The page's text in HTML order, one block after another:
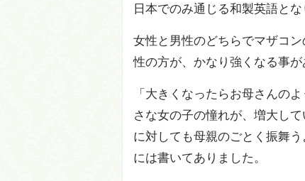
日本でのみ通じる和製英語とな
女性と男性のどちらでマザコ
性の方が、かなり強くなる事
「大きくなったらお母さんの
さな女の子の憧れが、増大し
に対しても母親のごとく振舞
には書いてありました。